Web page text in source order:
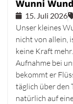
Wunni
15. Juli 2026
Unser kleines
nicht von allein,
keine Kraft
Aufnahme bei
bekommt er
täglich über den
natürlich auf